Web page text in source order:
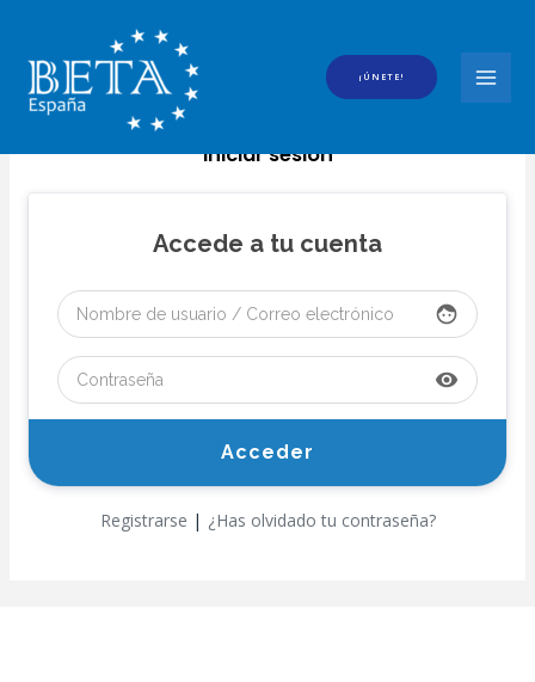
contenido
¡ÚNETE!
Iniciar sesión
Accede a tu cuenta
face
visibility
Registrarse | ¿Has olvidado tu contraseña?